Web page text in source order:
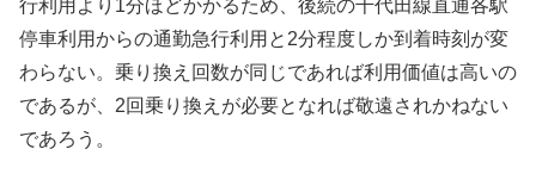
行利用より1分ほどかかるため、後続の千代田線直通各駅
停車利用からの通勤急行利用と2分程度しか到着時刻が変
わらない。乗り換え回数が同じであれば利用価値は高いの
であるが、2回乗り換えが必要となれば敬遠されかねない
であろう。